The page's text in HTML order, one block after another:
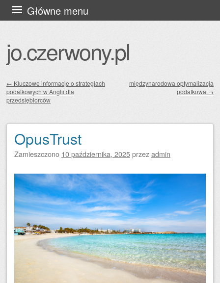
jo.czerwony.pl
Główne menu
Przejdź
do
Zobacz wpisy
← Kluczowe informacje o strategiach
podatkowych w Anglii dla
przedsiębiorców
międzynarodowa optymalizacja
podatkowa →
OpusTrust
Zamieszczono 10 października, 2025przezadmin